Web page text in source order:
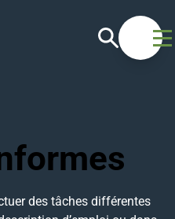
Recherche
des tâches différentes